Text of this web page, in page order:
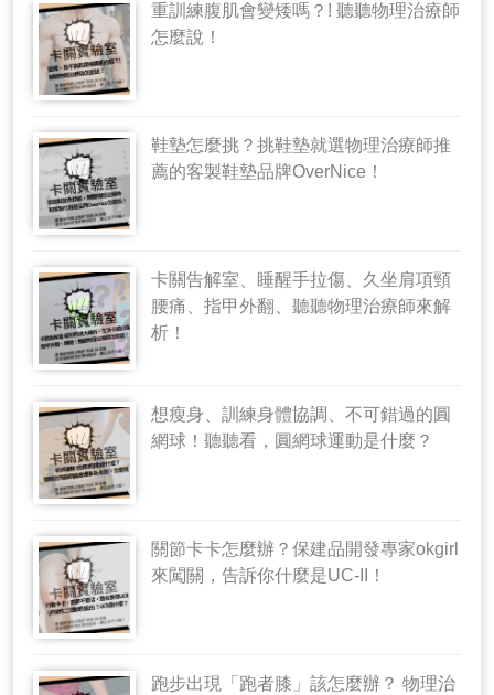
重訓練腹肌會變矮嗎？! 聽聽物理治療師
怎麼說！
鞋墊怎麼挑？挑鞋墊就選物理治療師推
薦的客製鞋墊品牌OverNice！
卡關告解室、睡醒手拉傷、久坐肩項頸
腰痛、指甲外翻、聽聽物理治療師來解
析！
想瘦身、訓練身體協調、不可錯過的圓
網球！聽聽看，圓網球運動是什麼？
關節卡卡怎麼辦？保建品開發專家okgirl
來闖關，告訴你什麼是UC-II！
跑步出現「跑者膝」該怎麼辦？ 物理治